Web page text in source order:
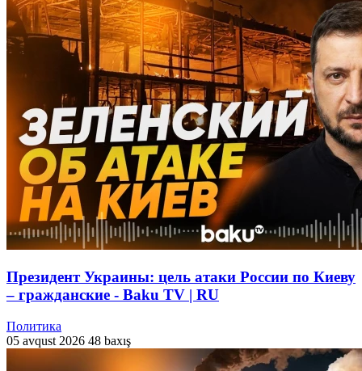
Президент Украины: цель атаки России по Киеву
– гражданские - Baku TV | RU
Политика
05 avqust 2026 48 baxış